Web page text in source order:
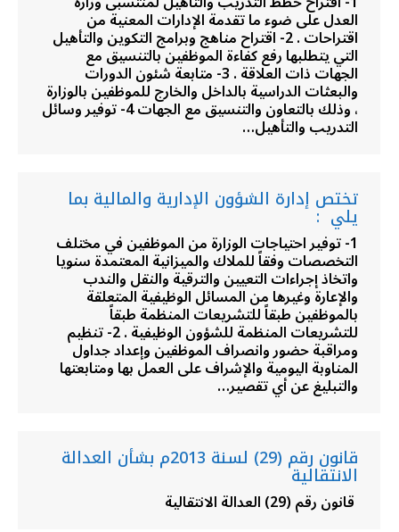
العدل على ضوء ما تقدمة الإدارات المعنية من
اقتراحات . 2- اقتراح مناهج وبرامج التكوين والتأهيل
التي يتطلبها رفع كفاءة الموظفين بالتنسيق مع
الجهات ذات العلاقة . 3- متابعة شئون الدورات
والبعثات الدراسية بالداخل والخارج للموظفين بالوزارة
، وذلك بالتعاون والتنسيق مع الجهات 4- توفير وسائل
التدريب والتأهيل…
تختص إدارة الشؤون الإدارية والمالية بما
يلي :
1- توفير احتياجات الوزارة من الموظفين في مختلف
التخصصات وفقاً للملاك والميزانية المعتمدة سنويا
واتخاذ إجراءات التعيين والترقية والنقل والندب
والإعارة وغيرها من المسائل الوظيفية المتعلقة
بالموظفين طبقاً للتشريعات المنظمة طبقاً
للتشريعات المنظمة للشؤون الوظيفية . 2- تنظيم
ومراقبة حضور وانصراف الموظفين وإعداد جداول
المناوبة اليومية والإشراف على العمل بها ومتابعتها
والتبليغ عن أي تقصير…
قانون رقم (29) لسنة 2013م بشأن العدالة
الانتقالية
قانون رقم (29) العدالة الانتقالية